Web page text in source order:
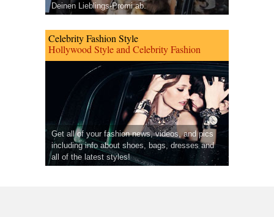
Deinen Lieblings-Promi ab.
Celebrity Fashion Style
Hollywood Style and Celebrity Fashion
Get all of your fashion news, videos, and pics
including info about shoes, bags, dresses and
all of the latest styles!